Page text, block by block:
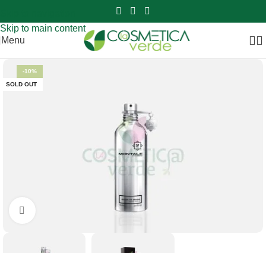
Skip to main content
Sei hai domande contattaci 📲3341056025 - 3886572748
Menu
-10%
SOLD OUT
Clicca per ingrandire